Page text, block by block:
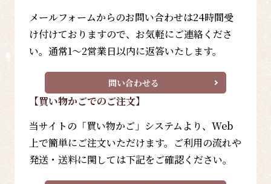
メールフォームからのお問い合わせは24時間受
け付けておりますので、お気軽にご連絡くださ
い。通常1～2営業日以内に返答いたします。
問い合わせる
【買い物かごでのご注文】
当サイトの「買い物かご」システムより、Web
上で簡単にご注文いただけます。ご利用の流れや
発送・送料に関しては下記をご確認ください。